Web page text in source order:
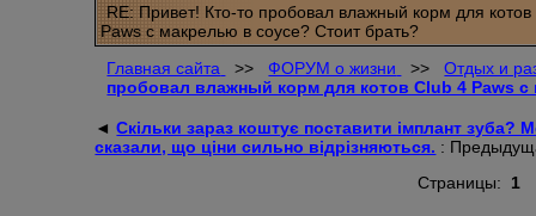
RE: Привет! Кто-то пробовал влажный корм для котов
Paws с макрелью в соусе? Стоит брать?
Главная сайта
>> ФОРУМ о жизни >>Отдых и
пробовал влажный корм для котов Club 4 Paws
◄Скільки зараз коштує поставити імплант зуба?
сказали, що ціни сильно відрізняються. :
Страницы: 1